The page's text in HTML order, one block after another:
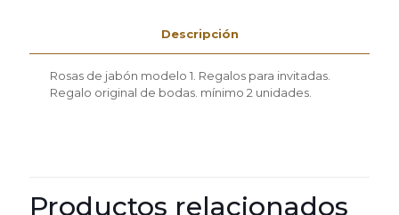
Descripción
Rosas de jabón modelo 1. Regalos para invitadas.
Regalo original de bodas. mínimo 2 unidades.
Productos relacionados